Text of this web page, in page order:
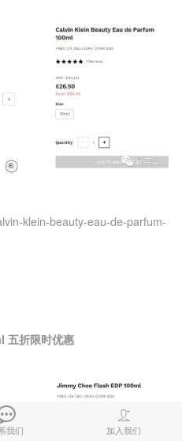
我们 加入我们
klein-beauty-eau-de-parfum-
折限时优惠